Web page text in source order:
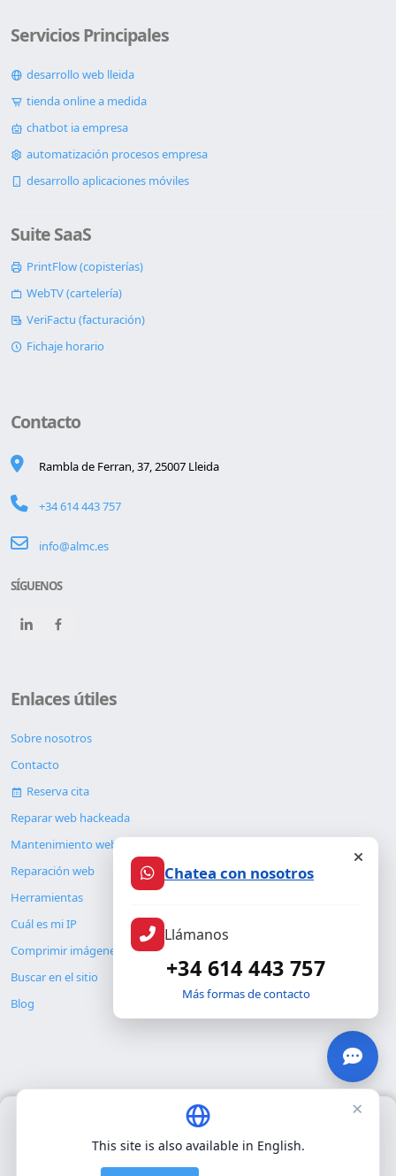
Servicios Principales
desarrollo web lleida
tienda online a medida
chatbot ia empresa
automatización procesos empresa
desarrollo aplicaciones móviles
Suite SaaS
PrintFlow (copisterías)
WebTV (cartelería)
VeriFactu (facturación)
Fichaje horario
Contacto
Rambla de Ferran, 37, 25007 Lleida
+34 614 443 757
info@almc.es
SÍGUENOS
Enlaces útiles
Sobre nosotros
Contacto
Reserva cita
Reparar web hackeada
Mantenimiento web
Reparación web
Herramientas
Cuál es mi IP
Comprimir imágenes
Buscar en el sitio
Blog
© Copyright 2026. ALMC SECURITY S.L.U.
Legal
Usamos únicamente cookies propias para el funcionamiento
Chatea con nosotros
Llámanos
+34 614 443 757
Más formas de contacto
×
This site is also available in English.